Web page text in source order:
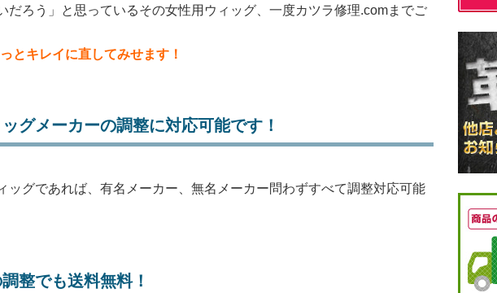
だろう」と思っているその女性用ウィッグ、一度カツラ修理.comまでご
とキレイに直してみせます！
グメーカーの調整に対応可能です！
ッグであれば、有名メーカー、無名メーカー問わずすべて調整対応可能
整でも送料無料！